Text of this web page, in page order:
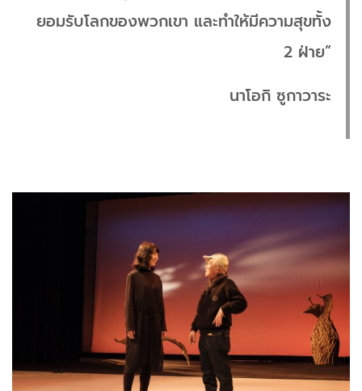
ยอมรับโลกของพวกเขา และทำให้มีความสุขทั้ง
2 ฝ่าย”
นาโอกิ ซูกาวาระ